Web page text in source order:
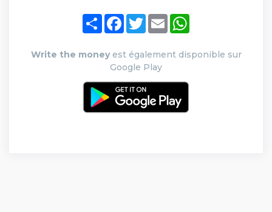
PartagerFacebookTwitterEmail
Write the moneyest également disponible sur
Google Play